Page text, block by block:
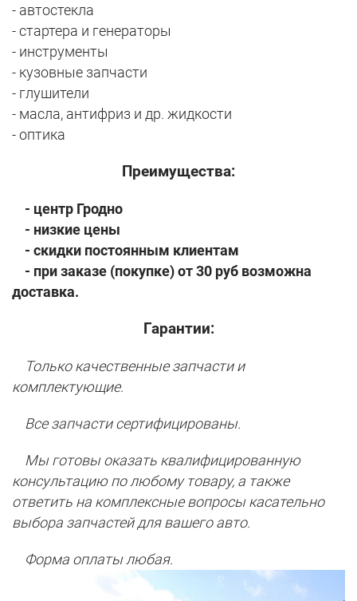
- автостекла
- стартера и генераторы
- инструменты
- кузовные запчасти
- глушители
- масла, антифриз и др. жидкости
- оптика
Преимущества:
- центр Гродно
- низкие цены
- скидки постоянным клиентам
- при заказе (покупке) от 30 руб возможна
доставка.
Гарантии:
Только качественные запчасти и
комплектующие.
Все запчасти сертифицированы.
Мы готовы оказать квалифицированную
консультацию по любому товару, а также
ответить на комплексные вопросы касательно
выбора запчастей для вашего авто.
Форма оплаты любая.